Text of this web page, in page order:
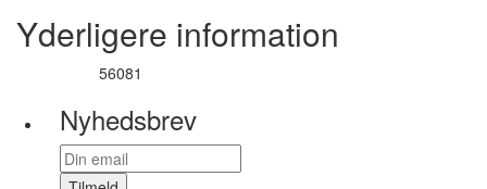
Yderligere information
56081
Nyhedsbrev